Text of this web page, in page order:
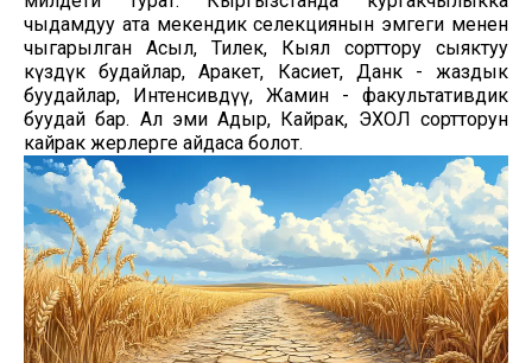
чыдамдуу ата мекендик селекциянын эмгеги менен
чыгарылган Асыл, Тилек, Кыял сорттору сыяктуу
күздүк будайлар, Аракет, Касиет, Данк - жаздык
буудайлар, Интенсивдүү, Жамин - факультативдик
буудай бар. Ал эми Адыр, Кайрак, ЭХОЛ сортторун
кайрак жерлерге айдаса болот.